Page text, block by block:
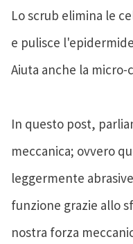
Lo scrub elimina le
e pulisce
Aiuta anche la
In questo post,
meccanica; ovvero
leggermente
funzione grazie allo
nostra forza